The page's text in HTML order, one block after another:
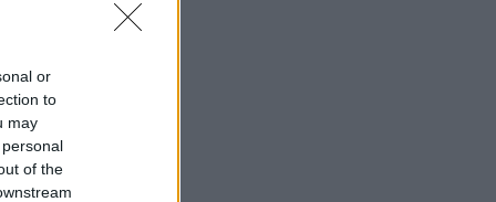
or
to
may
of the